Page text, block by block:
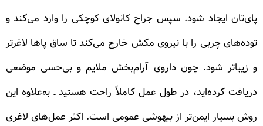
پای‌تان ایجاد شود. سپس جراح کانولای کوچکی را وارد می‌کند و
توده‌های چربی را با نیروی مکش خارج می‌کند تا ساق پاها لاغرتر
و زیباتر شود. چون داروی آرام‌بخش ملایم و بی‌حسی موضعی
دریافت کرده‌اید، در طول عمل کاملاً راحت هستید ـ به‌علاوه این
روش بسیار ایمن‌تر از بیهوشی عمومی است. اکثر عمل‌های لاغری